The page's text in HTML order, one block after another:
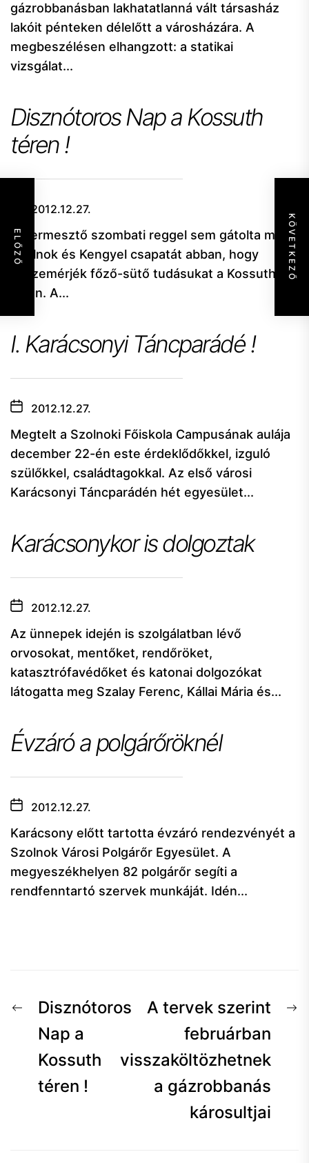
ELŐZŐ KÖVETKEZŐ
gázrobbanásban lakhatatlanná vált társasház
lakóit pénteken délelőtt a városházára. A
megbeszélésen elhangzott: a statikai
vizsgálat...
Disznótoros Nap a Kossuth
téren !
2012.12.27.
A dermesztő szombati reggel sem gátolta meg
Szolnok és Kengyel csapatát abban, hogy
összemérjék főző-sütő tudásukat a Kossuth
téren. A...
I. Karácsonyi Táncparádé !
2012.12.27.
Megtelt a Szolnoki Főiskola Campusának aulája
december 22-én este érdeklődőkkel, izguló
szülőkkel, családtagokkal. Az első városi
Karácsonyi Táncparádén hét egyesület...
Karácsonykor is dolgoztak
2012.12.27.
Az ünnepek idején is szolgálatban lévő
orvosokat, mentőket, rendőröket,
katasztrófavédőket és katonai dolgozókat
látogatta meg Szalay Ferenc, Kállai Mária és...
Évzáró a polgárőröknél
2012.12.27.
Karácsony előtt tartotta évzáró rendezvényét a
Szolnok Városi Polgárőr Egyesület. A
megyeszékhelyen 82 polgárőr segíti a
rendfenntartó szervek munkáját. Idén...
Bejegyzés
navigáció
ElőzőDisznótoros
Nap a
Kossuth
téren !
A tervek szerint
februárban
visszaköltözhetnek
a gázrobbanás
károsultjai